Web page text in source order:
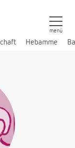
Hebamme
menü